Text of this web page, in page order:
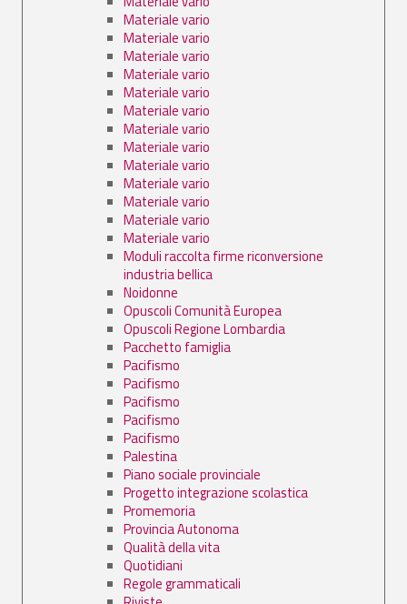
Materiale vario
Materiale vario
Materiale vario
Materiale vario
Materiale vario
Materiale vario
Materiale vario
Materiale vario
Materiale vario
Materiale vario
Materiale vario
Materiale vario
Materiale vario
Moduli raccolta firme riconversione
industria bellica
Noidonne
Opuscoli Comunità Europea
Opuscoli Regione Lombardia
Pacchetto famiglia
Pacifismo
Pacifismo
Pacifismo
Pacifismo
Pacifismo
Palestina
Piano sociale provinciale
Progetto integrazione scolastica
Promemoria
Provincia Autonoma
Qualità della vita
Quotidiani
Regole grammaticali